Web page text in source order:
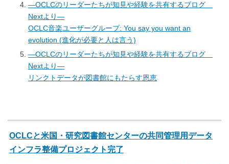
―OCLCのリーダーたちが知見や経験を共有するブログ
Nextより―
OCLC音楽ユーザーグループ: You say you want an
evolution (進化が必要と人は言う)
―OCLCのリーダーたちが知見や経験を共有するブログ
Nextより―
リンクトデータが図書館にもたらす恩恵
OCLCと米国・研究図書館センターの共同管理用データ
インフラ整備プロジェクト完了